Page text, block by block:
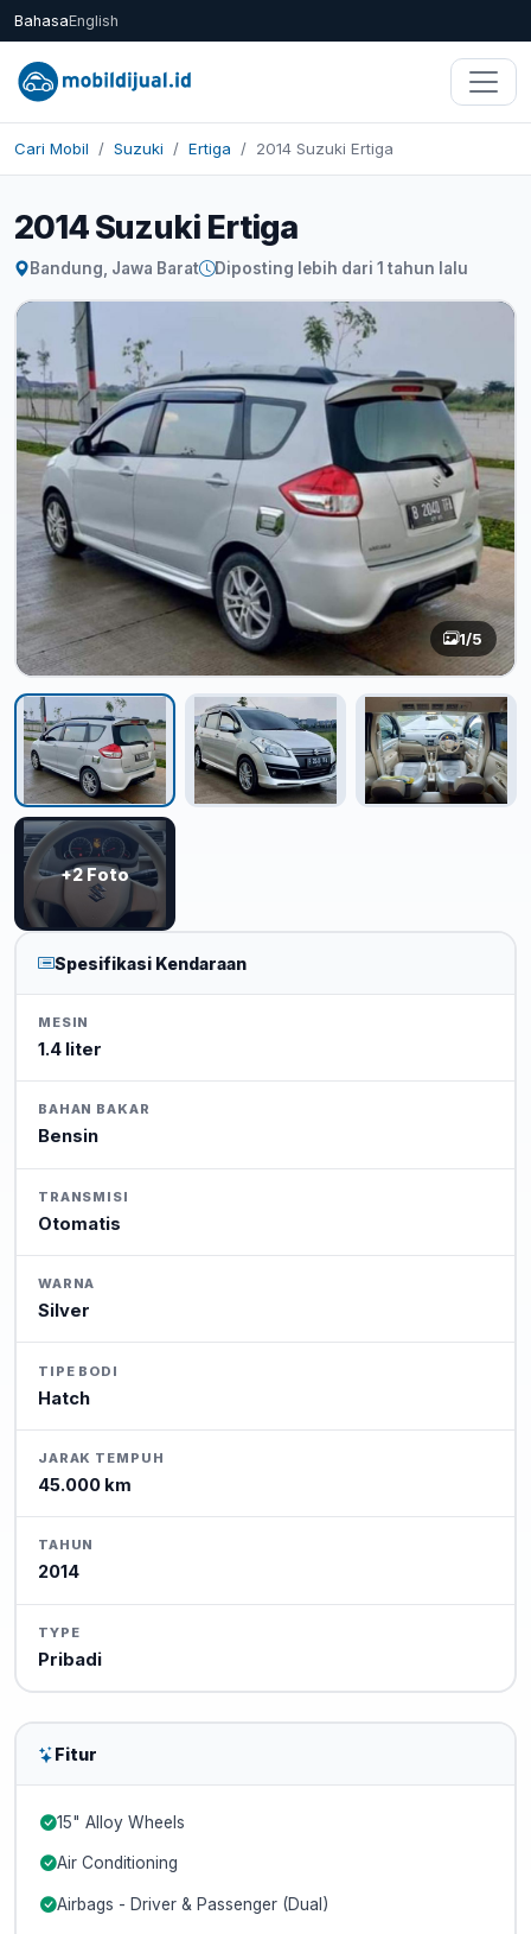
BahasaEnglish
Cari Mobil Suzuki Ertiga 2014 Suzuki Ertiga
2014 Suzuki Ertiga
Bandung, Jawa Barat Diposting lebih dari 1 tahun lalu
1/5
+2 Foto
Spesifikasi Kendaraan
MESIN
1.4 liter
BAHAN BAKAR
Bensin
TRANSMISI
Otomatis
WARNA
Silver
TIPE BODI
Hatch
JARAK TEMPUH
45.000 km
TAHUN
2014
TYPE
Pribadi
Fitur
15" Alloy Wheels
Air Conditioning
Airbags - Driver & Passenger (Dual)